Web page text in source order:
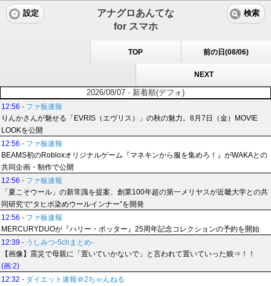
アナグロあんてな
for スマホ
設定 検索
TOP 前の日(08/06)
NEXT
2026/08/07 - 新着順(デフォ)
12:56 - ファ板速報
りんかさんが魅せる「EVRIS（エヴリス）」の秋の魅力。8月7日（金）MOVIE
LOOKを公開
12:56 - ファ板速報
BEAMS初のRobloxオリジナルゲーム『マネキンから服を集めろ！』がWAKAとの
共同企画・制作で公開
12:56 - ファ板速報
「夏こそウール」の新常識を提案、創業100年超の第一メリヤスが近畿大学との共
同研究で“タヒボ染めウールインナー”を開発
12:56 - ファ板速報
MERCURYDUOが『ハリー・ポッター』25周年記念コレクションの予約を開始
12:39 - うしみつ-5chまとめ-
【画像】震災で母親に「置いていかないで」と言われて置いていった娘⇒！！
(画:2)
12:32 - ダイエット速報＠2ちゃんねる